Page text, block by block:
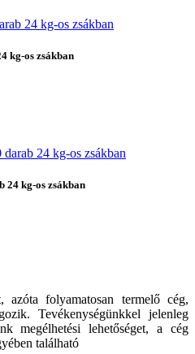
kg-os zsákban
24 kg-os zsákban
azóta folyamatosan termelő cég,
Tevékenységünkkel jelenleg
megélhetési lehetőséget, a cég
található